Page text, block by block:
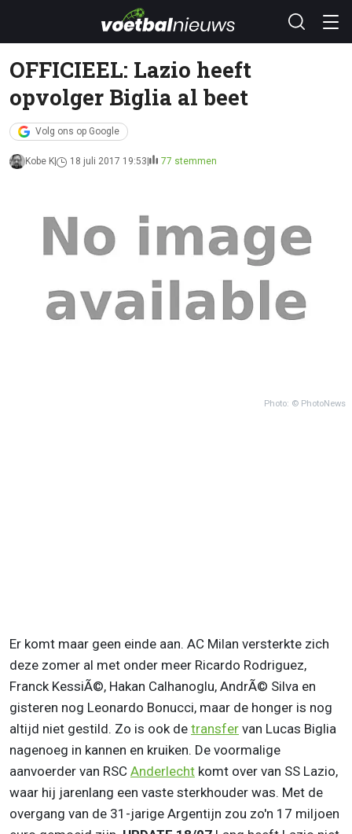
OFFICIEEL: Lazio heeft
opvolger Biglia al beet
Volg ons op Google
Kobe K 18 juli 2017 19:53 77 stemmen
Photo: © PhotoNews
Er komt maar geen einde aan. AC Milan versterkte zich
deze zomer al met onder meer Ricardo Rodriguez,
Franck KessiÃ©, Hakan Calhanoglu, AndrÃ© Silva en
gisteren nog Leonardo Bonucci, maar de honger is nog
altijd niet gestild. Zo is ook de transfer van Lucas Biglia
nagenoeg in kannen en kruiken. De voormalige
aanvoerder van RSC Anderlecht komt over van SS Lazio,
waar hij jarenlang een vaste sterkhouder was. Met de
overgang van de 31-jarige Argentijn zou zo'n 17 miljoen